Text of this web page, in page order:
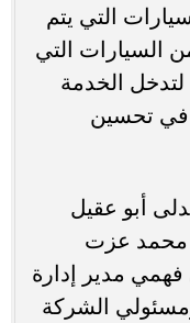
التي يتم
السيارات التي
لتدخل الخدمة
تحسين
أبو عقيل
محمد عزت
مدير إدارة
ومسئولي الشركة